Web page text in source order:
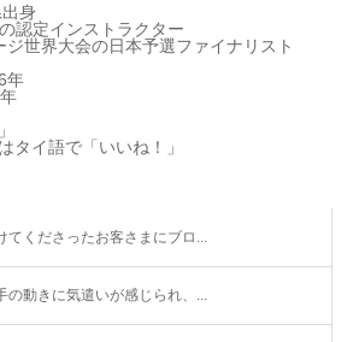
身
認定インストラクター
世界大会の日本予選ファイナリスト
年
タイ語で「いいね！」
てくださったお客さまにブロ...
の動きに気遣いが感じられ、...